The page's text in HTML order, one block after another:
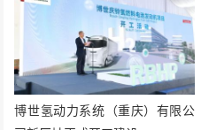
博世氢动力系统（重庆）有限公